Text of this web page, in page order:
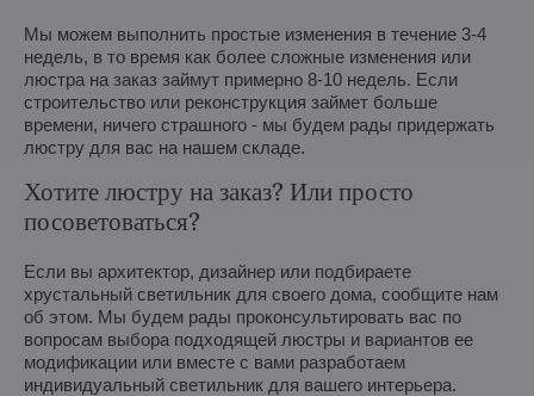
Мы можем выполнить простые изменения в течение 3-4
недель, в то время как более сложные изменения или
люстра на заказ займут примерно 8-10 недель. Если
строительство или реконструкция займет больше
времени, ничего страшного - мы будем рады придержать
люстру для вас на нашем складе.
Хотите люстру на заказ? Или просто
посоветоваться?
Если вы архитектор, дизайнер или подбираете
хрустальный светильник для своего дома, сообщите нам
об этом. Мы будем рады проконсультировать вас по
вопросам выбора подходящей люстры и вариантов ее
модификации или вместе с вами разработаем
индивидуальный светильник для вашего интерьера.